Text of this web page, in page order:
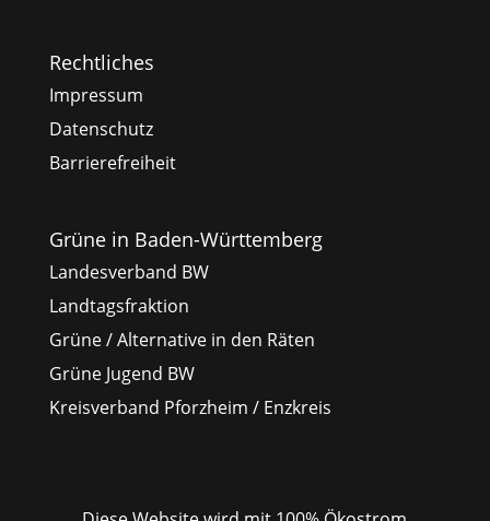
Rechtliches
Impressum
Datenschutz
Barrierefreiheit
Grüne in Baden-Württemberg
Landesverband BW
Landtagsfraktion
Grüne / Alternative in den Räten
Grüne Jugend BW
Kreisverband Pforzheim / Enzkreis